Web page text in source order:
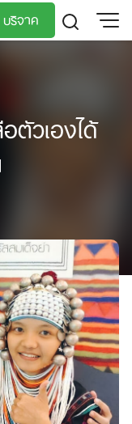
บริจาค
ตัวเองได้